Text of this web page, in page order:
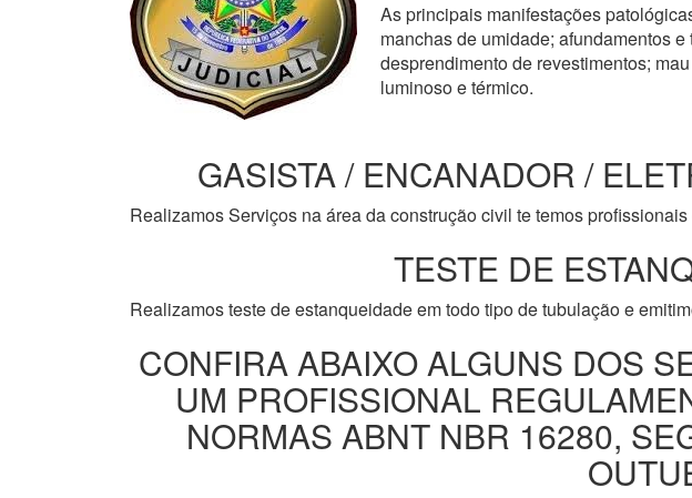
As principais manifestações
manchas de umidade; afundamentos
desprendimento de revestimentos;
luminoso e térmico.
GASISTA / ENCANADOR /
Realizamos Serviços na área da construção civil te temos
TESTE DE
Realizamos teste de estanqueidade em todo tipo de tubulação e
CONFIRA ABAIXO ALGUNS DOS
UM PROFISSIONAL
NORMAS ABNT NBR 16280,